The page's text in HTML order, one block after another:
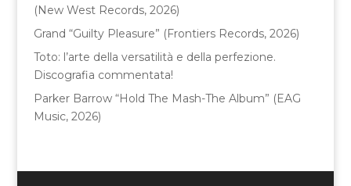
(New West Records, 2026)
Grand “Guilty Pleasure” (Frontiers Records, 2026)
Toto: l’arte della versatilità e della perfezione.
Discografia commentata!
Parker Barrow “Hold The Mash-The Album” (EAG
Music, 2026)